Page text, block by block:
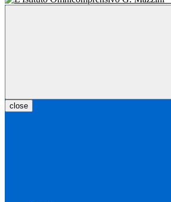
close